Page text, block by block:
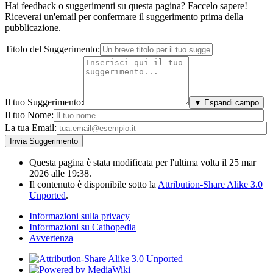
Hai feedback o suggerimenti su questa pagina? Faccelo sapere!
Riceverai un'email per confermare il suggerimento prima della
pubblicazione.
Titolo del Suggerimento:
Il tuo Suggerimento: ▼ Espandi campo
Il tuo Nome:
La tua Email:
Questa pagina è stata modificata per l'ultima volta il 25 mar
2026 alle 19:38.
Il contenuto è disponibile sotto la Attribution-Share Alike 3.0
Unported.
Informazioni sulla privacy
Informazioni su Cathopedia
Avvertenza